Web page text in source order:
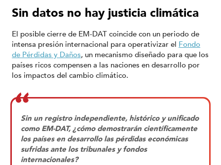
Sin datos no hay justicia climática
El posible cierre de EM-DAT coincide con un periodo de
intensa presión internacional para operativizar el Fondo
de Pérdidas y Daños, un mecanismo diseñado para que los
países ricos compensen a las naciones en desarrollo por
los impactos del cambio climático.
Sin un registro independiente, histórico y unificado
como EM-DAT, ¿cómo demostrarán científicamente
los países en desarrollo las pérdidas económicas
sufridas ante los tribunales y fondos
internacionales?